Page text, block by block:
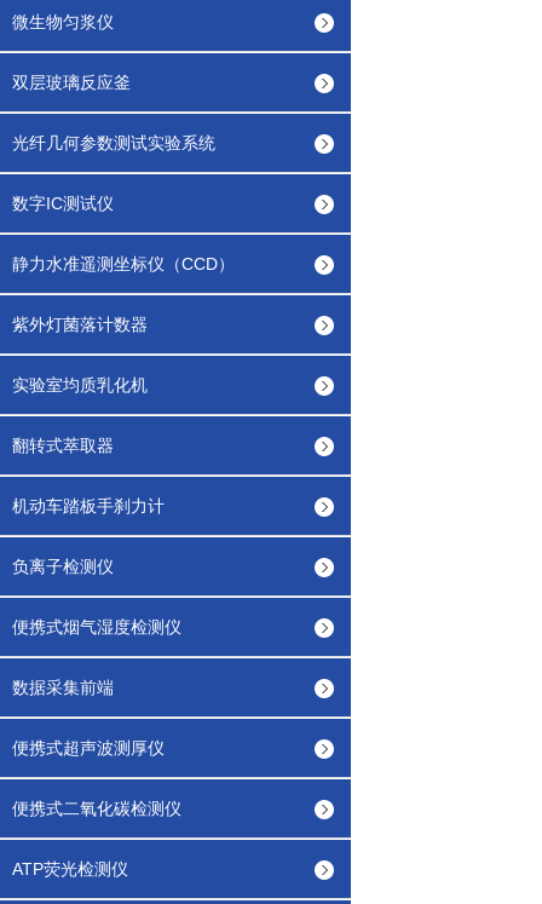
微生物匀浆仪
双层玻璃反应釜
光纤几何参数测试实验系统
数字IC测试仪
静力水准遥测坐标仪（CCD）
紫外灯菌落计数器
实验室均质乳化机
翻转式萃取器
机动车踏板手刹力计
负离子检测仪
便携式烟气湿度检测仪
数据采集前端
便携式超声波测厚仪
便携式二氧化碳检测仪
ATP荧光检测仪